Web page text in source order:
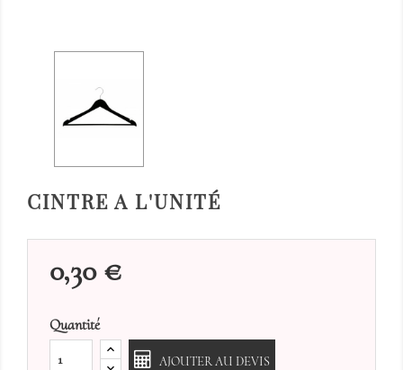
CINTRE A L'UNITÉ
0,30 €
Quantité
AJOUTER AU DEVIS